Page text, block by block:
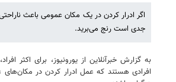
اگر ادرار کردن در یک مکان عمومی باعث
جدی است رنج می‌برید.
به گزارش خبرآنلاین از یورونیوز، برای
افرادی هستند که عمل ادرار کردن در